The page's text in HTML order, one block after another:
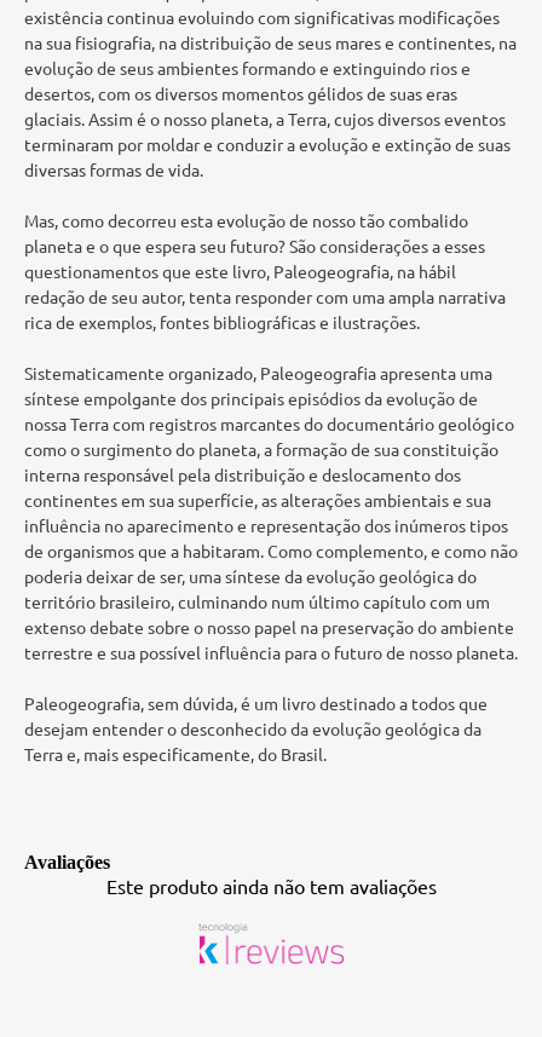
existência continua evoluindo com significativas modificações
na sua fisiografia, na distribuição de seus mares e continentes, na
evolução de seus ambientes formando e extinguindo rios e
desertos, com os diversos momentos gélidos de suas eras
glaciais. Assim é o nosso planeta, a Terra, cujos diversos eventos
terminaram por moldar e conduzir a evolução e extinção de suas
diversas formas de vida.
Mas, como decorreu esta evolução de nosso tão combalido
planeta e o que espera seu futuro? São considerações a esses
questionamentos que este livro, Paleogeografia, na hábil
redação de seu autor, tenta responder com uma ampla narrativa
rica de exemplos, fontes bibliográficas e ilustrações.
Sistematicamente organizado, Paleogeografia apresenta uma
síntese empolgante dos principais episódios da evolução de
nossa Terra com registros marcantes do documentário geológico
como o surgimento do planeta, a formação de sua constituição
interna responsável pela distribuição e deslocamento dos
continentes em sua superfície, as alterações ambientais e sua
influência no aparecimento e representação dos inúmeros tipos
de organismos que a habitaram. Como complemento, e como não
poderia deixar de ser, uma síntese da evolução geológica do
território brasileiro, culminando num último capítulo com um
extenso debate sobre o nosso papel na preservação do ambiente
terrestre e sua possível influência para o futuro de nosso planeta.
Paleogeografia, sem dúvida, é um livro destinado a todos que
desejam entender o desconhecido da evolução geológica da
Terra e, mais especificamente, do Brasil.
Avaliações
Este produto ainda não tem avaliações